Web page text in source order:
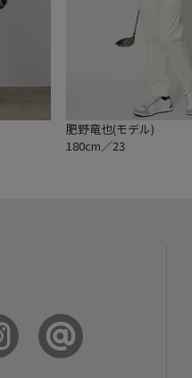
肥野竜也(モデル)
180cm／23